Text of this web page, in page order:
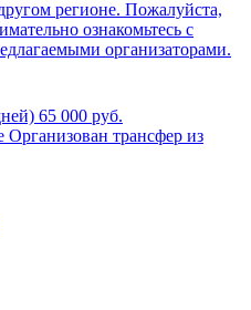
регионе. Пожалуйста,
ознакомьтесь с
организаторами.
65 000 руб.
Организован трансфер из